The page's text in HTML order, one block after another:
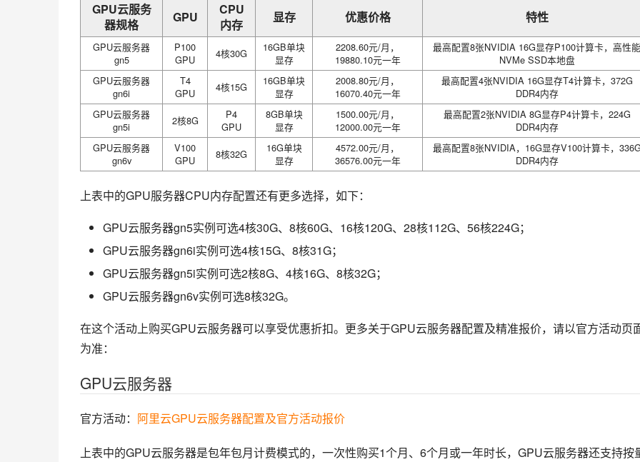
GPU云服务
器规格
GPU
CPU
内存
显存 优惠价格 特性
GPU云服务器
gn5
P100
GPU
4核30G
16GB单块
显存
2208.60元/月，
19880.10元一年
最高配置8张NVIDIA 16G显存P100计算卡，高性能
NVMe SSD本地盘
GPU云服务器
gn6i
T4
GPU
4核15G
16GB单块
显存
2008.80元/月，
16070.40元一年
最高配置4张NVIDIA 16G显存T4计算卡，372G
DDR4内存
GPU云服务器
gn5i
2核8G
P4
GPU
8GB单块
显存
1500.00元/月，
12000.00元一年
最高配置2张NVIDIA 8G显存P4计算卡，224G
DDR4内存
GPU云服务器
gn6v
V100
GPU
8核32G
16G单块
显存
4572.00元/月，
36576.00元一年
最高配置8张NVIDIA，16G显存V100计算卡，
DDR4内存
上表中的GPU服务器CPU内存配置还有更多选择，如下：
GPU云服务器gn5实例可选4核30G、8核60G、16核120G、28核112G、56核224G；
GPU云服务器gn6i实例可选4核15G、8核31G；
GPU云服务器gn5i实例可选2核8G、4核16G、8核32G；
GPU云服务器gn6v实例可选8核32G。
在这个活动上购买GPU云服务器可以享受优惠折扣。更多关于GPU云服务器配置及精准报价，请以官方活动页
为准：
GPU云服务器
官方活动： 阿里云GPU云服务器配置及官方活动报价
上表中的GPU云服务器是包年包月计费模式的，一次性购买1个月、6个月或一年时长，GPU云服务器还支持按